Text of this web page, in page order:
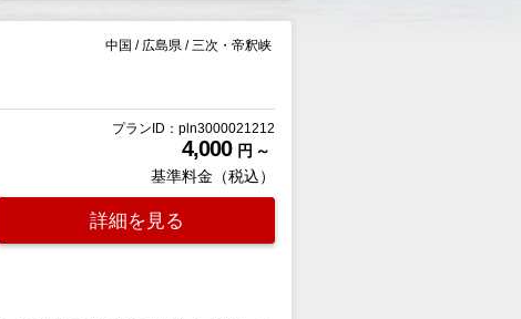
中国 / 広島県 / 三次・帝釈峡
プランID：pln3000021212
4,000 円 ～
基準料金（税込）
詳細を見る